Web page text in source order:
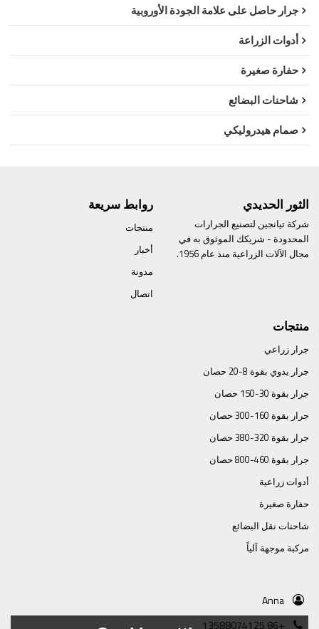
جرار حاصل على علامة الجودة الأوروبية
أدوات الزراعة
حفارة صغيرة
شاحنات البضائع
صمام هيدروليكي
الثور الحديدي
شركة تيانجين لتصنيع الجرارات
المحدودة - شريكك الموثوق به في
مجال الآلات الزراعية منذ عام 1956.
روابط سريعة
منتجات
أخبار
مدونة
اتصال
منتجات
جرار زراعي
جرار يدوي بقوة 8-20 حصان
جرار بقوة 30-150 حصان
جرار بقوة 160-300 حصان
جرار بقوة 320-380 حصان
جرار بقوة 460-800 حصان
أدوات زراعية
حفارة صغيرة
شاحنات نقل البضائع
مركبة موجهة آلياً
Anna
+86 13588074125